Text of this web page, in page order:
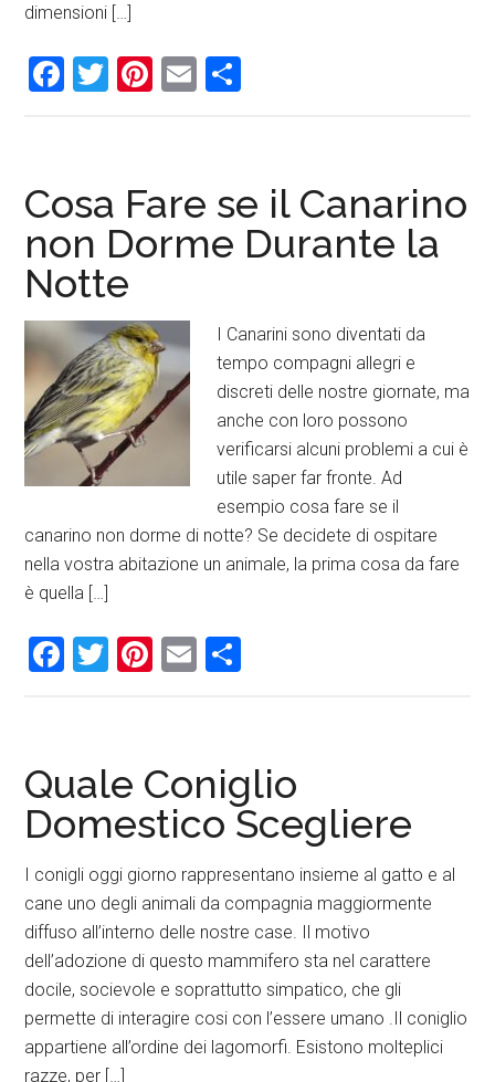
dimensioni […]
Facebook
Twitter
Pinterest
Email
Cosa Fare se il Canarino
non Dorme Durante la
Notte
I Canarini sono diventati da
tempo compagni allegri e
discreti delle nostre giornate, ma
anche con loro possono
verificarsi alcuni problemi a cui è
utile saper far fronte. Ad
esempio cosa fare se il
canarino non dorme di notte? Se decidete di ospitare
nella vostra abitazione un animale, la prima cosa da fare
è quella […]
Facebook
Twitter
Pinterest
Email
Quale Coniglio
Domestico Scegliere
I conigli oggi giorno rappresentano insieme al gatto e al
cane uno degli animali da compagnia maggiormente
diffuso all’interno delle nostre case. Il motivo
dell’adozione di questo mammifero sta nel carattere
docile, socievole e soprattutto simpatico, che gli
permette di interagire cosi con l’essere umano .Il coniglio
appartiene all’ordine dei lagomorfi. Esistono molteplici
razze, per […]